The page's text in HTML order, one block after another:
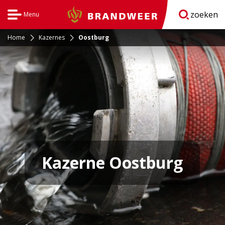
Menu Brandweer zoeken
Home Kazernes Oostburg
Kazerne Oostburg